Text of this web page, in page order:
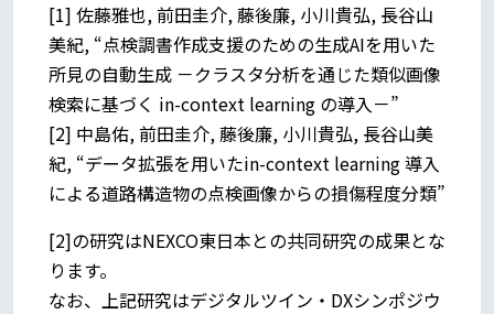
[1] 佐藤雅也, 前田圭介, 藤後廉, 小川貴弘, 長谷山
美紀, “点検調書作成支援のための生成AIを用いた
所見の自動生成 －クラスタ分析を通じた類似画像
検索に基づく in-context learning の導入－”
[2] 中島佑, 前田圭介, 藤後廉, 小川貴弘, 長谷山美
紀, “データ拡張を用いたin-context learning 導入
による道路構造物の点検画像からの損傷程度分類”
[2]の研究はNEXCO東日本との共同研究の成果とな
ります。
なお、上記研究はデジタルツイン・DXシンポジウ